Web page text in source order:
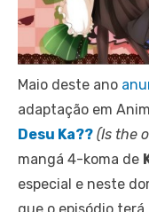
Maio deste ano
adaptação em
Desu Ka?? (Is the
mangá 4-koma de
especial e neste